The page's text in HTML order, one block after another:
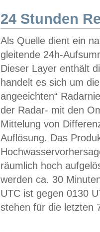
24 Stunden
Als Quelle dient ein
gleitende 24h-
Dieser Layer enthält
handelt es sich um
angeeichten“
der Radar- mit den
Mittelung von
Auflösung. Das
räumlich hoch
werden ca. 30
UTC ist gegen 0130
stehen für die letzten